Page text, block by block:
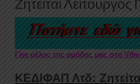
Ζητείται
Γίνε μέλος της ομάδας μας στο
ΚΕΔΙΦΑΠ Λτδ: